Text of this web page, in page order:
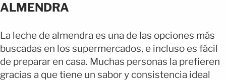
ALMENDRA
La leche de almendra es una de las opciones más
buscadas en los supermercados, e incluso es fácil
de preparar en casa. Muchas personas la prefieren
gracias a que tiene un sabor y consistencia ideal